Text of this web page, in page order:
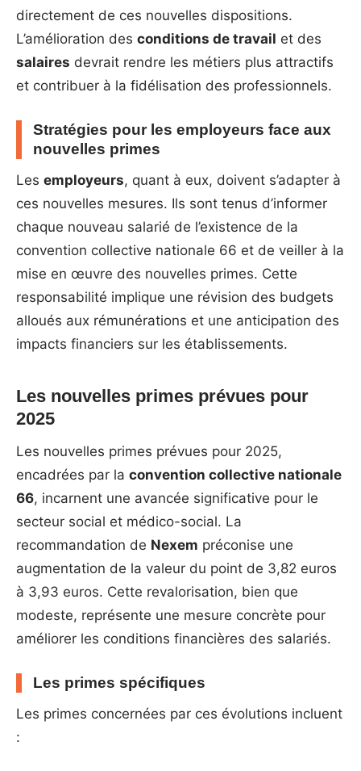
directement de ces nouvelles dispositions.
L’amélioration des conditions de travail et des
salaires devrait rendre les métiers plus attractifs
et contribuer à la fidélisation des professionnels.
Stratégies pour les employeurs face aux
nouvelles primes
Les employeurs, quant à eux, doivent s’adapter à
ces nouvelles mesures. Ils sont tenus d’informer
chaque nouveau salarié de l’existence de la
convention collective nationale 66 et de veiller à la
mise en œuvre des nouvelles primes. Cette
responsabilité implique une révision des budgets
alloués aux rémunérations et une anticipation des
impacts financiers sur les établissements.
Les nouvelles primes prévues pour
2025
Les nouvelles primes prévues pour 2025,
encadrées par la convention collective nationale
66, incarnent une avancée significative pour le
secteur social et médico-social. La
recommandation de Nexem préconise une
augmentation de la valeur du point de 3,82 euros
à 3,93 euros. Cette revalorisation, bien que
modeste, représente une mesure concrète pour
améliorer les conditions financières des salariés.
Les primes spécifiques
Les primes concernées par ces évolutions incluent
: